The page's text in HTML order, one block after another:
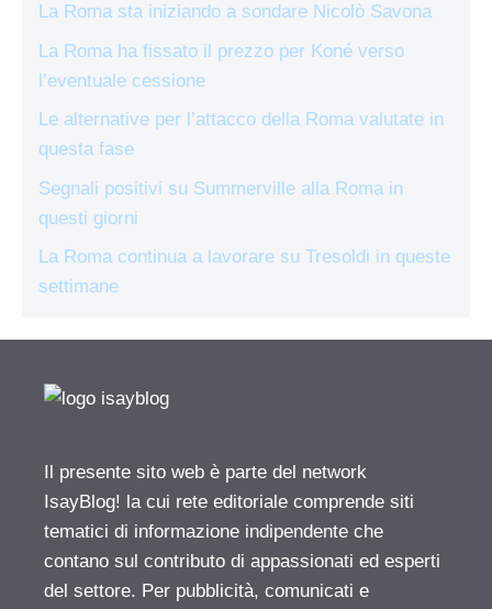
La Roma sta iniziando a sondare Nicolò Savona
La Roma ha fissato il prezzo per Koné verso
l’eventuale cessione
Le alternative per l’attacco della Roma valutate in
questa fase
Segnali positivi su Summerville alla Roma in
questi giorni
La Roma continua a lavorare su Tresoldi in queste
settimane
Il presente sito web è parte del network
IsayBlog! la cui rete editoriale comprende siti
tematici di informazione indipendente che
contano sul contributo di appassionati ed esperti
del settore. Per pubblicità, comunicati e